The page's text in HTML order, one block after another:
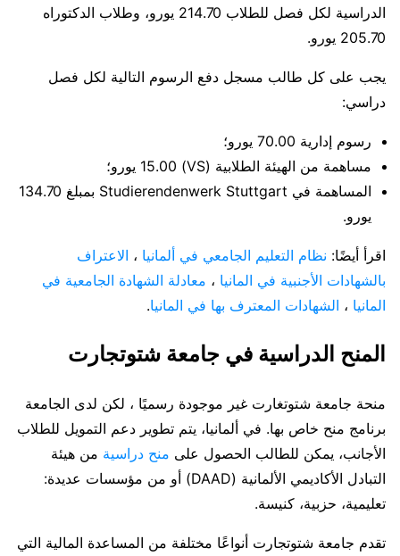
الدراسية لكل فصل للطلاب 214.70 يورو، وطلاب الدكتوراه
205.70 يورو.
يجب على كل طالب مسجل دفع الرسوم التالية لكل فصل
دراسي:
رسوم إدارية 70.00 يورو؛
مساهمة من الهيئة الطلابية (VS) 15.00 يورو؛
المساهمة في Studierendenwerk Stuttgart بمبلغ 134.70
يورو.
اقرأ أيضًا: نظام التعليم الجامعي في ألمانيا ، الاعتراف
بالشهادات الأجنبية في المانيا ، معادلة الشهادة الجامعية في
المانيا ، الشهادات المعترف بها في المانيا.
المنح الدراسية في جامعة شتوتجارت
منحة جامعة شتوتغارت غير موجودة رسميًا ، لكن لدى الجامعة
برنامج منح خاص بها. في ألمانيا، يتم تطوير دعم التمويل للطلاب
الأجانب، يمكن للطالب الحصول على منح دراسية من هيئة
التبادل الأكاديمي الألمانية (DAAD) أو من مؤسسات عديدة:
تعليمية، حزبية، كنيسة.
تقدم جامعة شتوتجارت أنواعًا مختلفة من المساعدة المالية التي